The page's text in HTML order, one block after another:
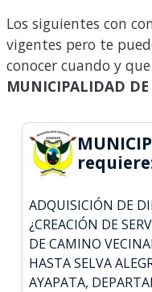
Los siguientes con
vigentes pero te
conocer cuando y
MUNICIPALIDAD DE
ADQUISICIÓN DE
¿CREACIÓN DE
DE CAMINO
HASTA SELVA
AYAPATA,